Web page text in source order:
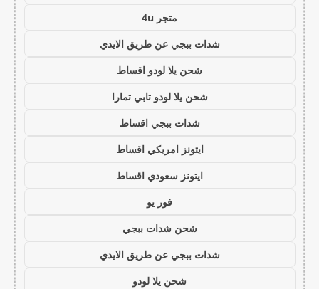
متجر 4u
شدات ببجي عن طريق الايدي
شحن يلا لودو اقساط
شحن يلا لودو تابي تمارا
شدات ببجي اقساط
ايتونز امريكي اقساط
ايتونز سعودي اقساط
فور يو
شحن شدات ببجي
شدات ببجي عن طريق الايدي
شحن يلا لودو